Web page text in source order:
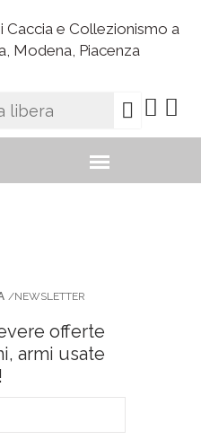
/NEWSLETTER
offerte
armi usate